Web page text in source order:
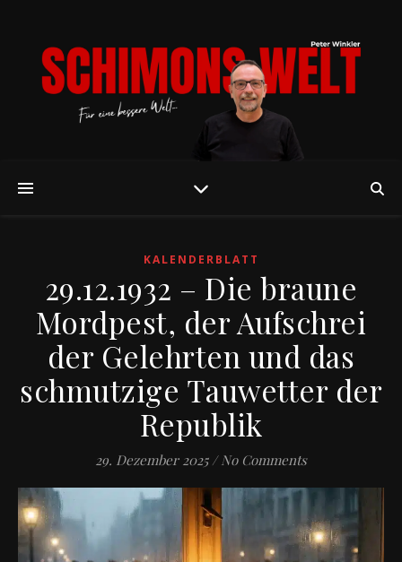
KALENDERBLATT
29.12.1932 – Die braune
Mordpest, der Aufschrei
der Gelehrten und das
schmutzige Tauwetter der
Republik
29. Dezember 2025 / No Comments